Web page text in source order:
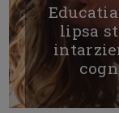
lipsa